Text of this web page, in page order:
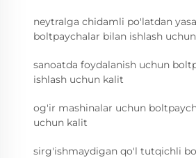
neytralga chidamli po'latdan
boltpaychalar bilan ishlash
sanoatda foydalanish uchun
ishlash uchun kalit
og'ir mashinalar uchun
uchun kalit
sirg'ishmaydigan qo'l tutqichli